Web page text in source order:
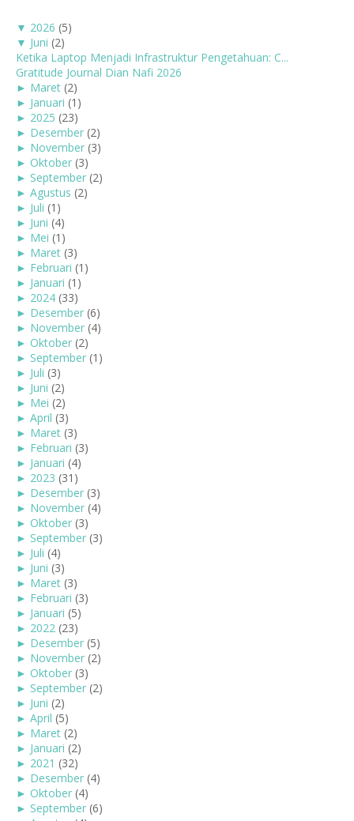
▼ 2026 (5)
▼ Juni (2)
Ketika Laptop Menjadi Infrastruktur Pengetahuan: C...
Gratitude Journal Dian Nafi 2026
► Maret (2)
► Januari (1)
► 2025 (23)
► Desember (2)
► November (3)
► Oktober (3)
► September (2)
► Agustus (2)
► Juli (1)
► Juni (4)
► Mei (1)
► Maret (3)
► Februari (1)
► Januari (1)
► 2024 (33)
► Desember (6)
► November (4)
► Oktober (2)
► September (1)
► Juli (3)
► Juni (2)
► Mei (2)
► April (3)
► Maret (3)
► Februari (3)
► Januari (4)
► 2023 (31)
► Desember (3)
► November (4)
► Oktober (3)
► September (3)
► Juli (4)
► Juni (3)
► Maret (3)
► Februari (3)
► Januari (5)
► 2022 (23)
► Desember (5)
► November (2)
► Oktober (3)
► September (2)
► Juni (2)
► April (5)
► Maret (2)
► Januari (2)
► 2021 (32)
► Desember (4)
► Oktober (4)
► September (6)